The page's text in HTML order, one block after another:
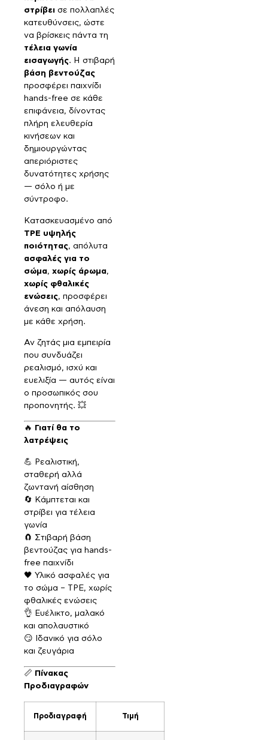
στρίβει σε πολλαπλές
κατευθύνσεις, ώστε
να βρίσκεις πάντα τη
τέλεια γωνία
εισαγωγής. Η στιβαρή
βάση βεντούζας
προσφέρει παιχνίδι
hands-free σε κάθε
επιφάνεια, δίνοντας
πλήρη ελευθερία
κινήσεων και
δημιουργώντας
απεριόριστες
δυνατότητες χρήσης
— σόλο ή με
σύντροφο.
Κατασκευασμένο από
TPE υψηλής
ποιότητας, απόλυτα
ασφαλές για το
σώμα, χωρίς άρωμα,
χωρίς φθαλικές
ενώσεις, προσφέρει
άνεση και απόλαυση
με κάθε χρήση.
Αν ζητάς μια εμπειρία
που συνδυάζει
ρεαλισμό, ισχύ και
ευελιξία — αυτός είναι
ο προσωπικός σου
προπονητής. 💥
🔥
Γιατί θα το
λατρέψεις
💪 Ρεαλιστική,
σταθερή αλλά
ζωντανή αίσθηση
🔄 Κάμπτεται και
στρίβει για τέλεια
γωνία
🧲 Στιβαρή βάση
βεντούζας για hands-
free παιχνίδι
🖤 Υλικό ασφαλές για
το σώμα – TPE, χωρίς
φθαλικές ενώσεις
👌 Ευέλικτο, μαλακό
και απολαυστικό
😏 Ιδανικό για σόλο
και ζευγάρια
📏 Πίνακας
Προδιαγραφών
Προδιαγραφή Τιμή